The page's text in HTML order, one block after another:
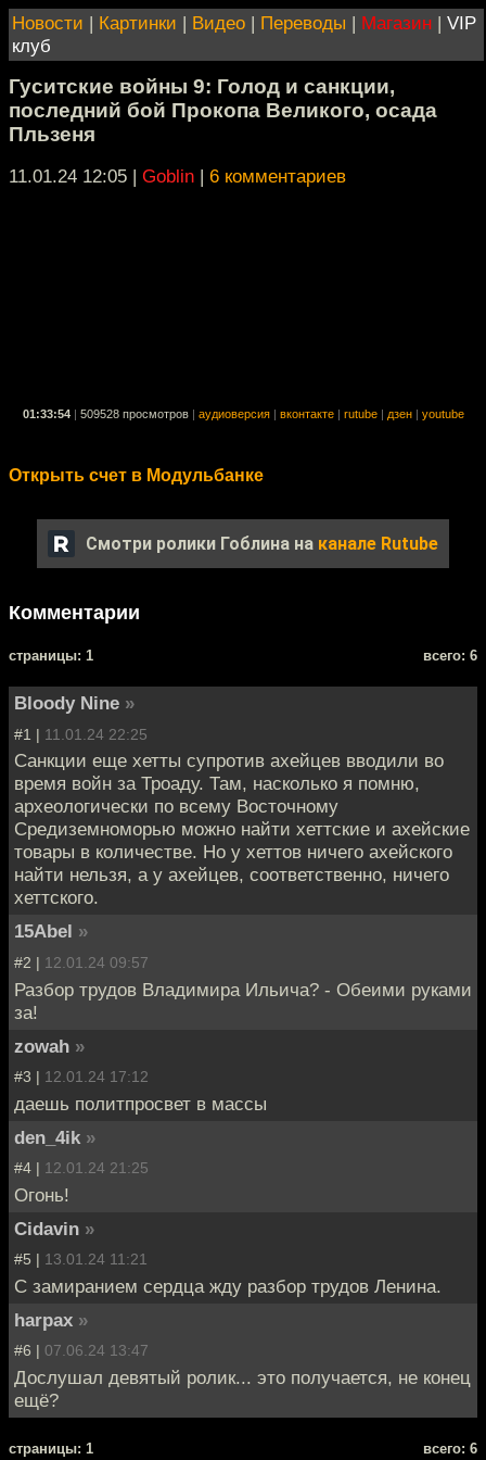
Новости | Картинки | Видео | Переводы | Магазин | VIP
клуб
Гуситские войны 9: Голод и санкции,
последний бой Прокопа Великого, осада
Пльзеня
11.01.24 12:05 | Goblin | 6 комментариев
01:33:54 509528 просмотров аудиоверсия вконтакте rutube дзен youtube
Открыть счет в Модульбанке
Смотри ролики Гоблина на канале Rutube
Комментарии
cтраницы: 1 всего: 6
Bloody Nine »
#1 | 11.01.24 22:25
Санкции еще хетты супротив ахейцев вводили во
время войн за Троаду. Там, насколько я помню,
археологически по всему Восточному
Средиземноморью можно найти хеттские и ахейские
товары в количестве. Но у хеттов ничего ахейского
найти нельзя, а у ахейцев, соответственно, ничего
хеттского.
15Abel »
#2 | 12.01.24 09:57
Разбор трудов Владимира Ильича? - Обеими руками
за!
zowah »
#3 | 12.01.24 17:12
даешь политпросвет в массы
den_4ik »
#4 | 12.01.24 21:25
Огонь!
Cidavin »
#5 | 13.01.24 11:21
С замиранием сердца жду разбор трудов Ленина.
harpax »
#6 | 07.06.24 13:47
Дослушал девятый ролик... это получается, не конец
ещё?
cтраницы: 1 всего: 6